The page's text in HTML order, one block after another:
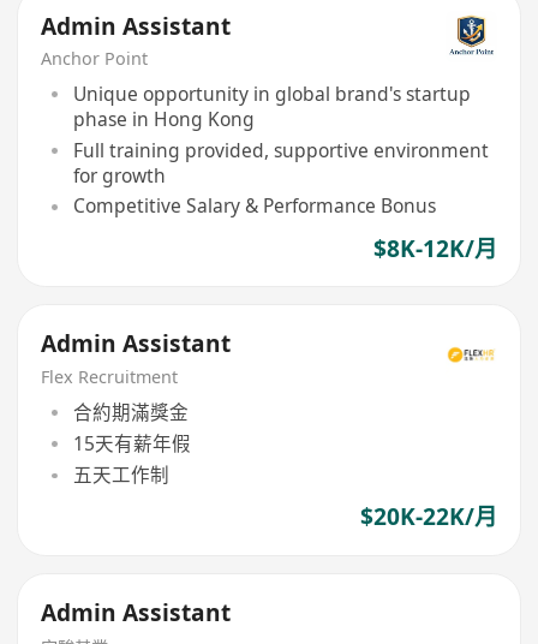
Admin Assistant
Anchor Point
Unique opportunity in global brand's startup
phase in Hong Kong
Full training provided, supportive environment
for growth
Competitive Salary & Performance Bonus
$8K-12K/月
Admin Assistant
Flex Recruitment
合約期滿獎金
15天有薪年假
五天工作制
$20K-22K/月
Admin Assistant